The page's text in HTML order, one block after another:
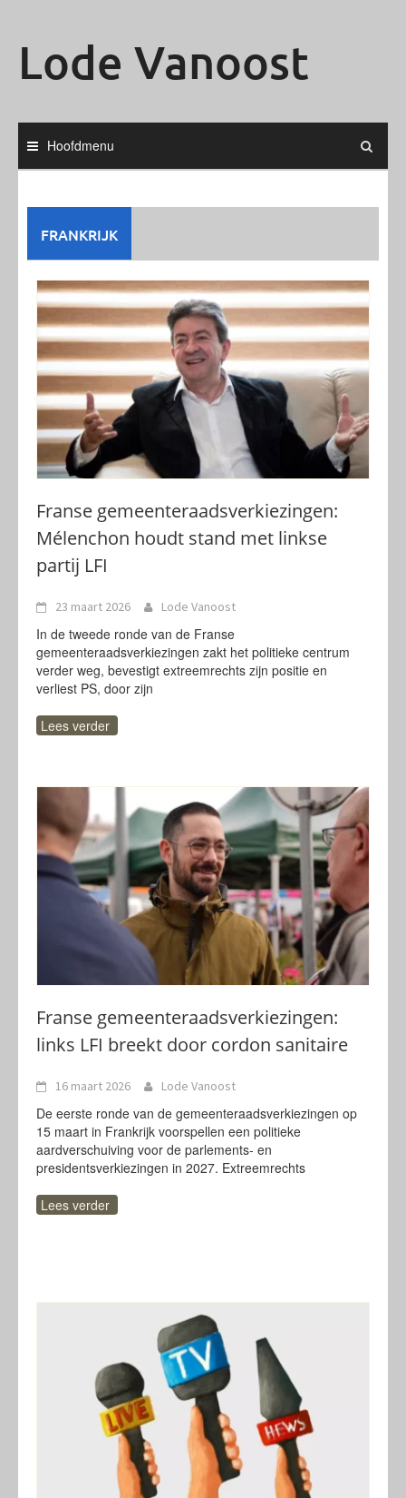
Lode Vanoost
Hoofdmenu
FRANKRIJK
Franse gemeenteraadsverkiezingen:
Mélenchon houdt stand met linkse
partij LFI
23 maart 2026 Lode Vanoost
In de tweede ronde van de Franse
gemeenteraadsverkiezingen zakt het politieke centrum
verder weg, bevestigt extreemrechts zijn positie en
verliest PS, door zijn
Lees verder
Franse gemeenteraadsverkiezingen:
links LFI breekt door cordon sanitaire
16 maart 2026 Lode Vanoost
De eerste ronde van de gemeenteraadsverkiezingen op
15 maart in Frankrijk voorspellen een politieke
aardverschuiving voor de parlements- en
presidentsverkiezingen in 2027. Extreemrechts
Lees verder